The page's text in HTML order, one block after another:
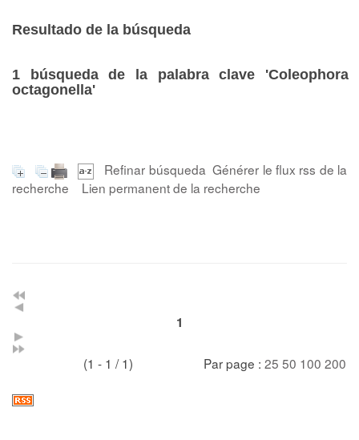
Resultado de la búsqueda
1 búsqueda de la palabra clave 'Coleophora
octagonella'
Refinar búsqueda Générer le flux rss de la
recherche
Lien permanent de la recherche
1
(1 - 1 / 1) Par page : 25 50 100 200